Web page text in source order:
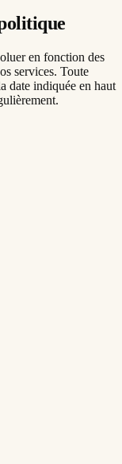
en fonction des
services. Toute
date indiquée en haut